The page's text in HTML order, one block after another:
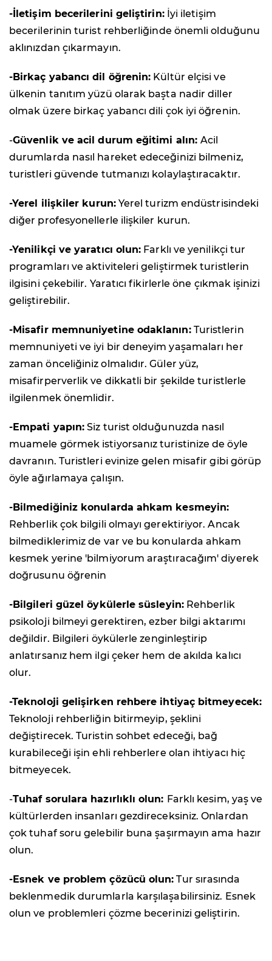
-İletişim becerilerini geliştirin:İyi iletişim
becerilerinin turist rehberliğinde önemli olduğunu
aklınızdan çıkarmayın.
-Birkaç yabancı dil öğrenin: Kültür elçisi ve
ülkenin tanıtım yüzü olarak başta nadir diller
olmak üzere birkaç yabancı dili çok iyi öğrenin.
-Güvenlik ve acil durum eğitimi alın:Acil
durumlarda nasıl hareket edeceğinizi bilmeniz,
turistleri güvende tutmanızı kolaylaştıracaktır.
-Yerel ilişkiler kurun:Yerel turizm endüstrisindeki
diğer profesyonellerle ilişkiler kurun.
-Yenilikçi ve yaratıcı olun: Farklı ve yenilikçi tur
programları ve aktiviteleri geliştirmek turistlerin
ilgisini çekebilir. Yaratıcı fikirlerle öne çıkmak işinizi
geliştirebilir.
-Misafir memnuniyetine odaklanın:Turistlerin
memnuniyeti ve iyi bir deneyim yaşamaları her
zaman önceliğiniz olmalıdır. Güler yüz,
misafirperverlik ve dikkatli bir şekilde turistlerle
ilgilenmek önemlidir.
-Empati yapın: Siz turist olduğunuzda nasıl
muamele görmek istiyorsanız turistinize de öyle
davranın. Turistleri evinize gelen misafir gibi görüp
öyle ağırlamaya çalışın.
-Bilmediğiniz konularda ahkam kesmeyin:
Rehberlik çok bilgili olmayı gerektiriyor. Ancak
bilmediklerimiz de var ve bu konularda ahkam
kesmek yerine 'bilmiyorum araştıracağım' diyerek
doğrusunu öğrenin
-Bilgileri güzel öykülerle süsleyin:Rehberlik
psikoloji bilmeyi gerektiren, ezber bilgi aktarımı
değildir. Bilgileri öykülerle zenginleştirip
anlatırsanız hem ilgi çeker hem de akılda kalıcı
olur.
-Teknoloji gelişirken rehbere ihtiyaç bitmeyecek:
Teknoloji rehberliğin bitirmeyip, şeklini
değiştirecek. Turistin sohbet edeceği, bağ
kurabileceği işin ehli rehberlere olan ihtiyacı hiç
bitmeyecek.
-Tuhaf sorulara hazırlıklı olun: Farklı kesim, yaş ve
kültürlerden insanları gezdireceksiniz. Onlardan
çok tuhaf soru gelebilir buna şaşırmayın ama hazır
olun.
-Esnek ve problem çözücü olun: Tur sırasında
beklenmedik durumlarla karşılaşabilirsiniz. Esnek
olun ve problemleri çözme becerinizi geliştirin.